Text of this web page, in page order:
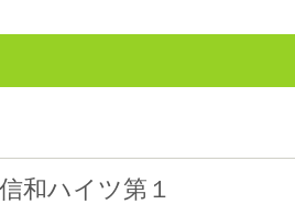
信和ハイツ第１